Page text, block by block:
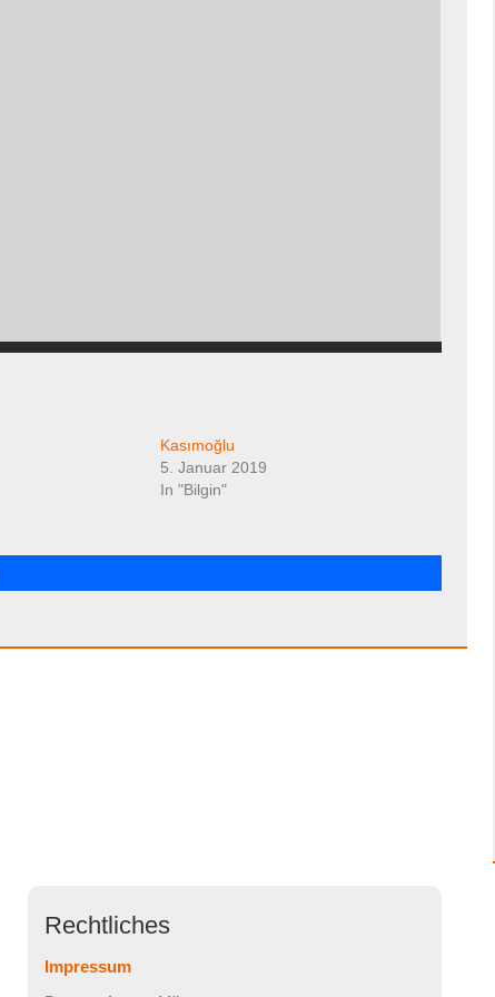
Kasımoğlu
5. Januar 2019
In "Bilgin"
Rechtliches
Impressum